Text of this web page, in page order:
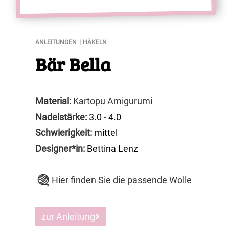
ANLEITUNGEN HÄKELN
Bär Bella
Material: Kartopu Amigurumi
Nadelstärke: 3.0-4.0
Schwierigkeit: mittel
Designer*in: Bettina Lenz
Hier finden Sie die passende Wolle
zur Anleitung